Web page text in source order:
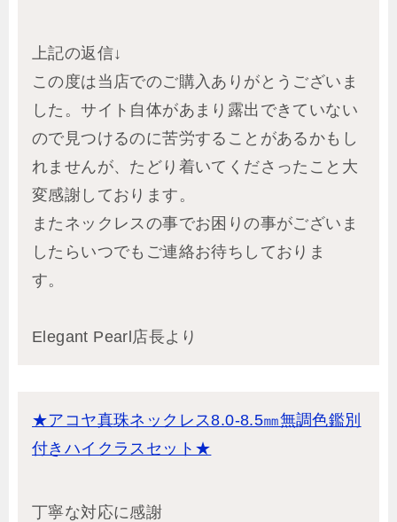
上記の返信↓
この度は当店でのご購入ありがとうございま
した。サイト自体があまり露出できていない
ので見つけるのに苦労することがあるかもし
れませんが、たどり着いてくださったこと大
変感謝しております。
またネックレスの事でお困りの事がございま
したらいつでもご連絡お待ちしておりま
す。
Elegant Pearl店長より
★アコヤ真珠ネックレス8.0-8.5㎜無調色鑑別
付きハイクラスセット★
丁寧な対応に感謝